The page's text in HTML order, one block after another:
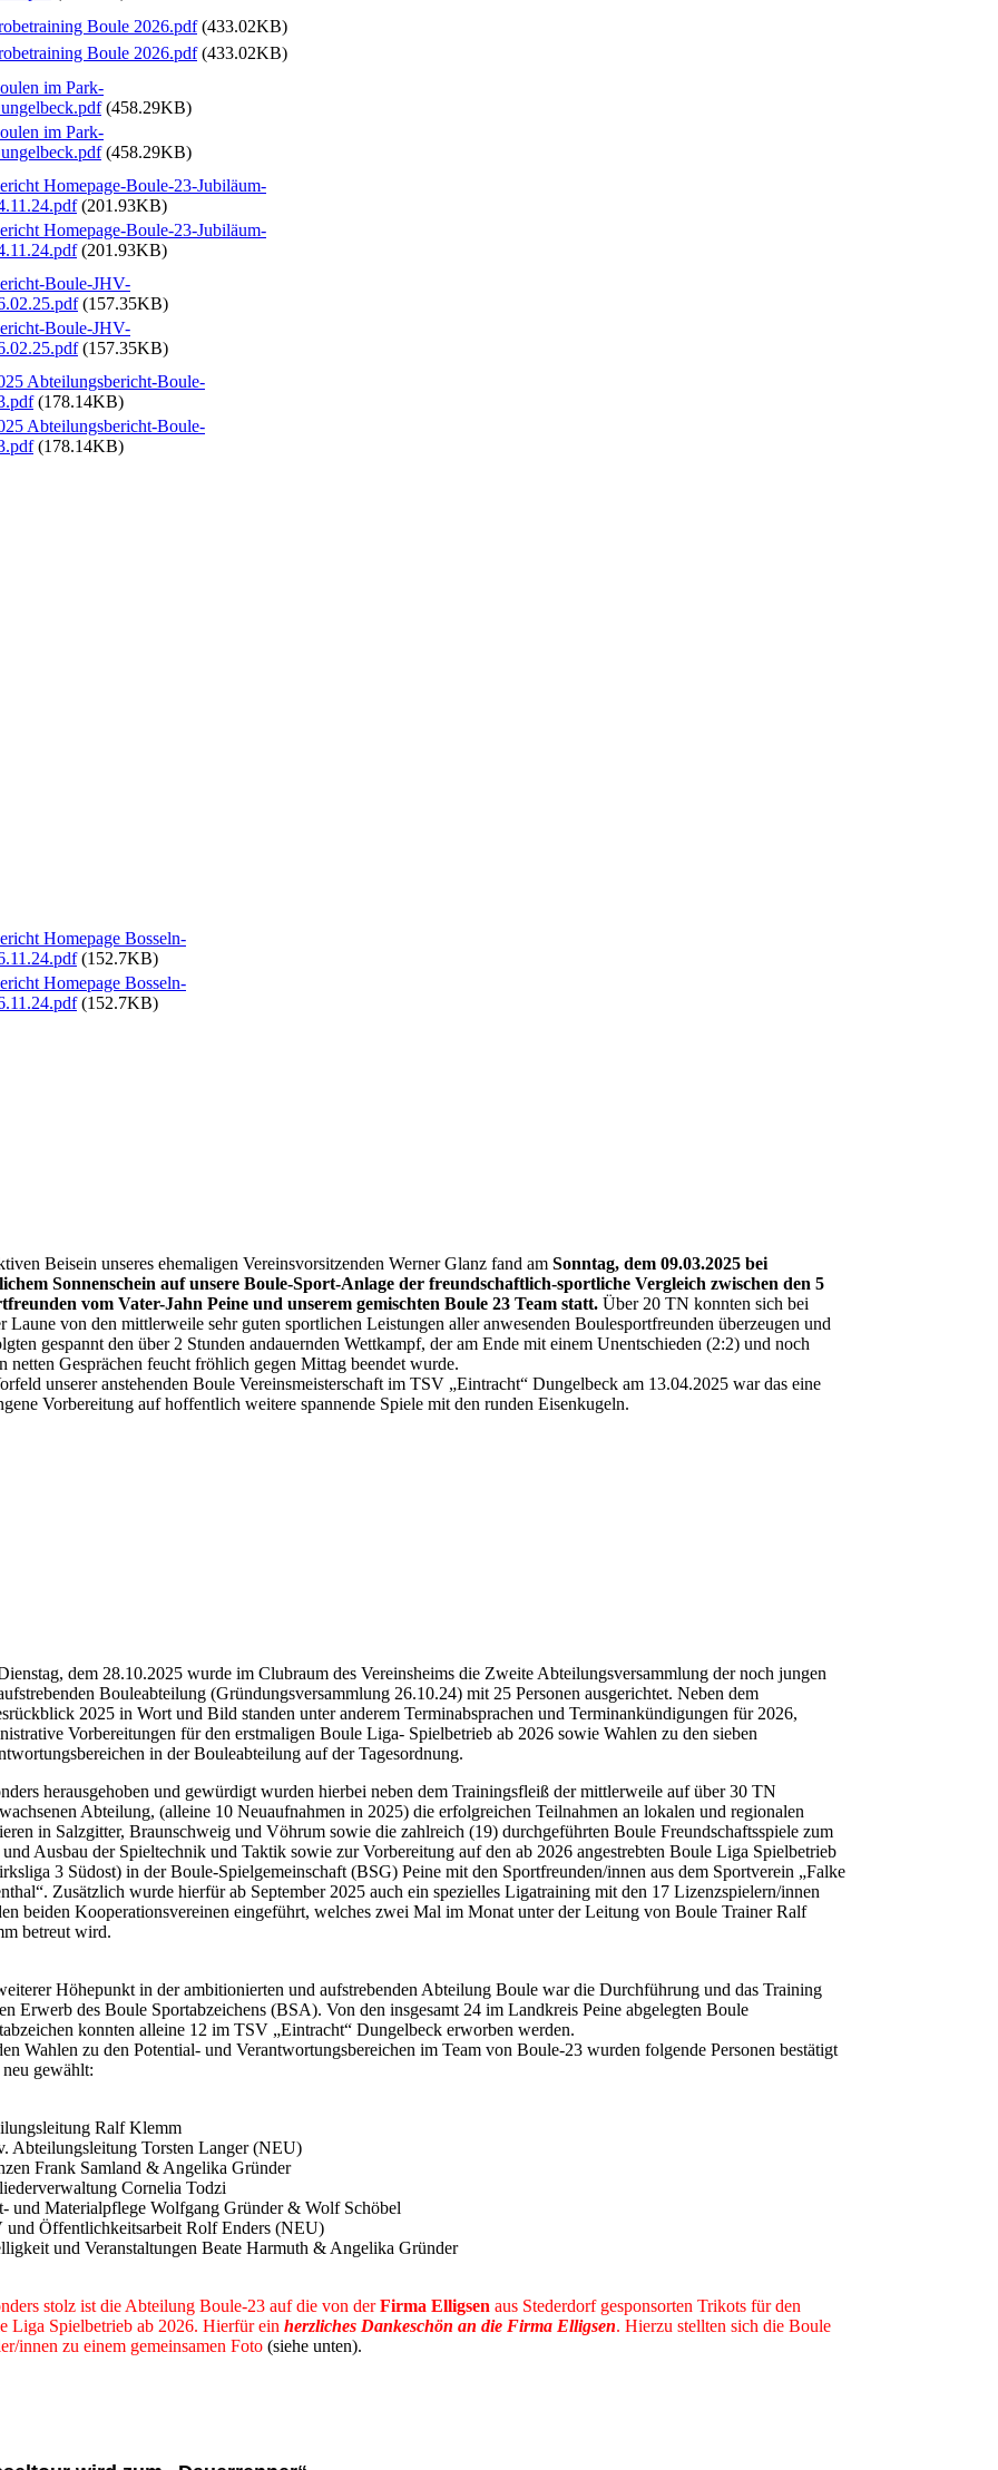
Boule 2026.pdf(433.02KB)
Boule 2026.pdf(433.02KB)
im Park-
(458.29KB)
im Park-
(458.29KB)
Homepage-Boule-23-Jubiläum-
(201.93KB)
Homepage-Boule-23-Jubiläum-
(201.93KB)
Boule-JHV-
(157.35KB)
Boule-JHV-
(157.35KB)
Abteilungsbericht-Boule-
(178.14KB)
Abteilungsbericht-Boule-
(178.14KB)
Homepage Bosseln-
(152.7KB)
Homepage Bosseln-
(152.7KB)
Beisein unseres ehemaligen Vereinsvorsitzenden Werner Glanz fand am Sonntag, dem 09.03.2025 bei
Sonnenschein auf unsere Boule-Sport-Anlage der freundschaftlich-sportliche Vergleich zwischen den 5
vom Vater-Jahn Peine und unserem gemischten Boule 23 Team statt. Über 20 TN konnten sich bei
Laune von den mittlerweile sehr guten sportlichen Leistungen aller anwesenden Boulesportfreunden überzeugen und
gespannt den über 2 Stunden andauernden Wettkampf, der am Ende mit einem Unentschieden (2:2) und noch
netten Gesprächen feucht fröhlich gegen Mittag beendet wurde.
unserer anstehenden Boule Vereinsmeisterschaft im TSV „Eintracht“ Dungelbeck am 13.04.2025 war das eine
Vorbereitung auf hoffentlich weitere spannende Spiele mit den runden Eisenkugeln.
dem 28.10.2025 wurde im Clubraum des Vereinsheims die Zweite Abteilungsversammlung der noch jungen
Bouleabteilung (Gründungsversammlung 26.10.24) mit 25 Personen ausgerichtet. Neben dem
2025 in Wort und Bild standen unter anderem Terminabsprachen und Terminankündigungen für 2026,
Vorbereitungen für den erstmaligen Boule Liga- Spielbetrieb ab 2026 sowie Wahlen zu den sieben
in der Bouleabteilung auf der Tagesordnung.
herausgehoben und gewürdigt wurden hierbei neben dem Trainingsfleiß der mittlerweile auf über 30 TN
Abteilung, (alleine 10 Neuaufnahmen in 2025) die erfolgreichen Teilnahmen an lokalen und regionalen
in Salzgitter, Braunschweig und Vöhrum sowie die zahlreich (19) durchgeführten Boule Freundschaftsspiele zum
Ausbau der Spieltechnik und Taktik sowie zur Vorbereitung auf den ab 2026 angestrebten Boule Liga Spielbetrieb
3 Südost) in der Boule-Spielgemeinschaft (BSG) Peine mit den Sportfreunden/innen aus dem Sportverein „Falke
Zusätzlich wurde hierfür ab September 2025 auch ein spezielles Ligatraining mit den 17 Lizenzspielern/innen
beiden Kooperationsvereinen eingeführt, welches zwei Mal im Monat unter der Leitung von Boule Trainer Ralf
betreut wird.
Höhepunkt in der ambitionierten und aufstrebenden Abteilung Boule war die Durchführung und das Training
Erwerb des Boule Sportabzeichens (BSA). Von den insgesamt 24 im Landkreis Peine abgelegten Boule
konnten alleine 12 im TSV „Eintracht“ Dungelbeck erworben werden.
Wahlen zu den Potential- und Verantwortungsbereichen im Team von Boule-23 wurden folgende Personen bestätigt
gewählt:
Ralf Klemm
Abteilungsleitung Torsten Langer (NEU)
Frank Samland & Angelika Gründer
Cornelia Todzi
und Materialpflege Wolfgang Gründer & Wolf Schöbel
und Öffentlichkeitsarbeit Rolf Enders (NEU)
und Veranstaltungen Beate Harmuth & Angelika Gründer
stolz ist die Abteilung Boule-23 auf die von derFirma Elligsen aus Stederdorf gesponsorten Trikots für den
Liga Spielbetrieb ab 2026. Hierfür ein herzliches Dankeschön an die Firma Elligsen. Hierzu stellten sich die Boule
innen zu einem gemeinsamen Foto (siehe unten).